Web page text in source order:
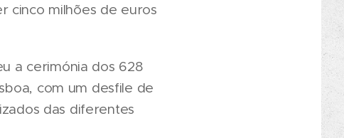
cinco milhões de euros
a cerimónia dos 628
com um desfile de
das diferentes